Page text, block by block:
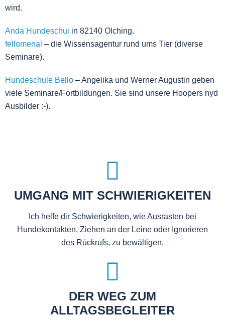
wird.
Anda Hundeschui in 82140 Olching.
fellomenal – die Wissensagentur rund ums Tier (diverse
Seminare).
Hundeschule Bello – Angelika und Werner Augustin geben
viele Seminare/Fortbildungen. Sie sind unsere Hoopers nyd
Ausbilder :-).
UMGANG MIT SCHWIERIGKEITEN
Ich helfe dir Schwierigkeiten, wie Ausrasten bei
Hundekontakten, Ziehen an der Leine oder Ignorieren
des Rückrufs, zu bewältigen.
DER WEG ZUM
ALLTAGSBEGLEITER